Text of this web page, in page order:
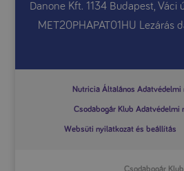
Danone Kft. 1134 Budapest, Váci
MET20PHAPAT01HU Lezárás
Nutricia Általános Adatvédelmi
Csodabogár Klub Adatvédelmi
Websüti nyilatkozat és beállítás